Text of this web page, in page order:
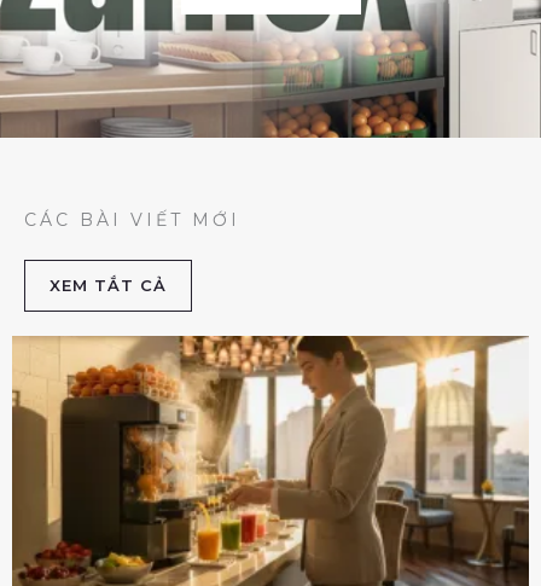
CÁC BÀI VIẾT MỚI
XEM TẮT CẢ